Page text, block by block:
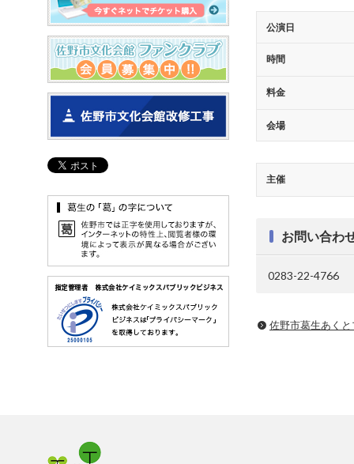
公演日
時間
料金
会場
主催
お問い合わ
0283-22-4766
佐野市葛生あく